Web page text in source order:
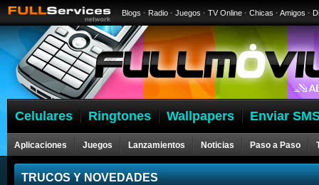
Blogs · Radio · Juegos · TV Online · Chicas · Amigos ·
Celulares Ringtones Wallpapers Enviar
Aplicaciones Juegos Lanzamientos Noticias Paso a Paso
Celulares
TRUCOS Y NOVEDADES